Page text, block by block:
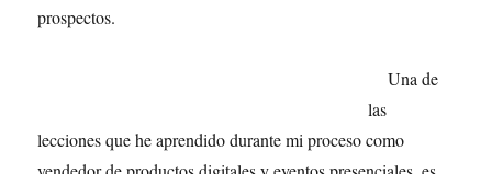
prospectos.
Una de
las
lecciones que he aprendido durante mi proceso como